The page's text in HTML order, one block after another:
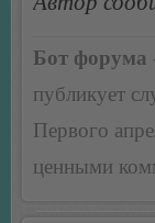
Бот форума
публикует
Первого
ценными